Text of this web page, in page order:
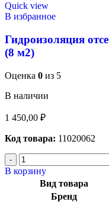
Quick view
В избранное
Гидроизоляция
(8 м2)
Оценка 0 из 5
В наличии
1 450,00 ₽
Код товара: 11020062
В корзину
Вид товара
Бренд